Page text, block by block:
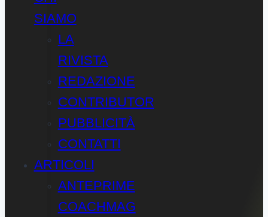
SIAMO
LA
RIVISTA
REDAZIONE
CONTRIBUTOR
PUBBLICITÀ
CONTATTI
ARTICOLI
ANTEPRIME
COACHMAG